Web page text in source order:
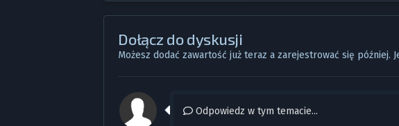
Dołącz do dyskusji
Możesz dodać zawartość już teraz a zarejestrować się później.
Odpowiedz w tym temacie...